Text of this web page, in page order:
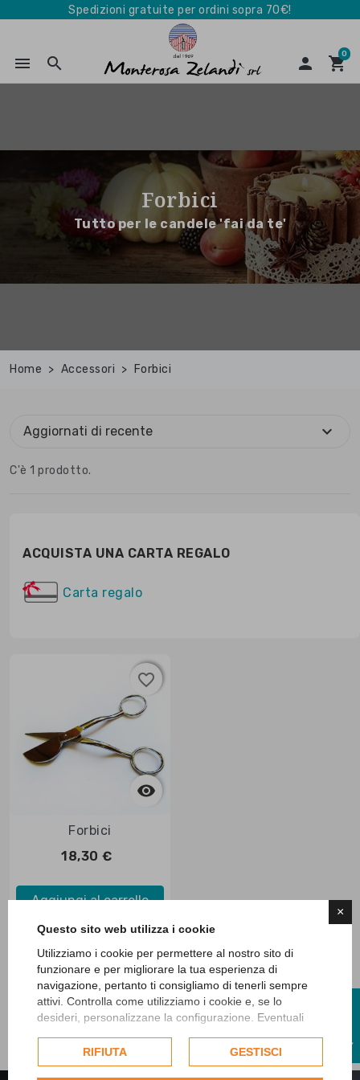
×
Questo sito web utilizza i cookie
Utilizziamo i cookie per permettere al nostro sito di
funzionare e per migliorare la tua esperienza di
navigazione, pertanto ti consigliamo di tenerli sempre
attivi. Controlla come utilizziamo i cookie e, se lo
desideri, personalizzane la configurazione. Eventuali
esclusivamente previa acquisizione del consenso
dell'utente.
RIFIUTA GESTISCI
Spedizioni gratuite per ordini sopra 70€!
search
menu  shopping_cart
0
Forbici
Tutto per le candele 'fai da te'
Home Accessori Forbici
C'è 1 prodotto.
Aggiornati di recente expand_more
ACQUISTA UNA CARTA REGALO
Carta regalo

favorite_border
favorite_border
Anteprima
Forbici
18,30 €
Aggiungi al carrello
Visualizzati 1-1 su 1 articoli